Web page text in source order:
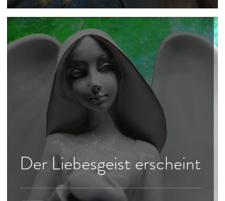
Der Liebesgeist erscheint